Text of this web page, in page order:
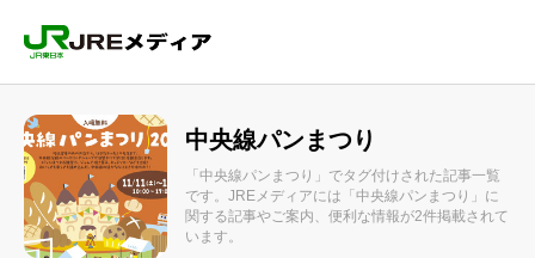
中央線パンまつり
「中央線パンまつり」でタグ付けされた記事一覧
です。JREメディアには「中央線パンまつり」に
関する記事やご案内、便利な情報が2件掲載されて
います。